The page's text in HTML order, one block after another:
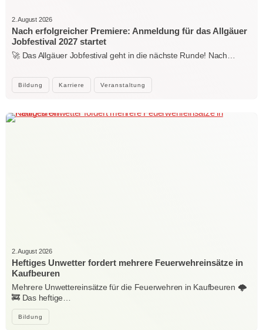
Bildung Karriere Veranstaltung
2. August 2026
Nach erfolgreicher Premiere: Anmeldung für das Allgäuer
Jobfestival 2027 startet
🚀 Das Allgäuer Jobfestival geht in die nächste Runde! Nach…
Bildung
2. August 2026
Heftiges Unwetter fordert mehrere Feuerwehreinsätze in
Kaufbeuren
Mehrere Unwettereinsätze für die Feuerwehren in Kaufbeuren 🌩️
🚒 Das heftige…